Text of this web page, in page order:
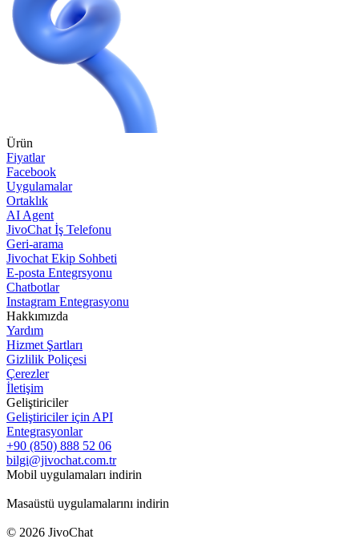
Ürün
Fiyatlar
Facebook
Uygulamalar
Ortaklık
AI Agent
JivoChat İş Telefonu
Geri-arama
Jivochat Ekip Sohbeti
E-posta Entegrsyonu
Chatbotlar
Instagram Entegrasyonu
Hakkımızda
Yardım
Hizmet Şartları
Gizlilik Poliçesi
Çerezler
İletişim
Geliştiriciler
Geliştiriciler için API
Entegrasyonlar
+90 (850) 888 52 06
bilgi@jivochat.com.tr
Mobil uygulamaları indirin
Masaüstü uygulamalarını indirin
© 2026 JivoChat